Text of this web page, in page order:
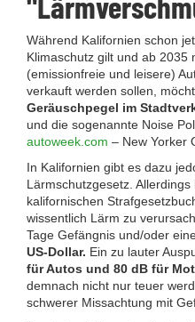
Während Kalifornien schon
Klimaschutz gilt und ab 2035
(emissionfreie und leisere)
verkauft werden sollen,
Geräuschpegel im
und die sogenannte Noise
autoweek.com – New Yorker
In Kalifornien gibt es dazu
Lärmschutzgesetz.
kalifornischen
wissentlich Lärm zu
Tage Gefängnis und/oder
US-Dollar. Ein zu lauter
für Autos und 80 dB für
demnach nicht nur teuer
schwerer Missachtung mit